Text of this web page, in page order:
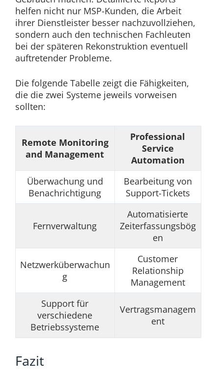
helfen nicht nur MSP-Kunden, die Arbeit
ihrer Dienstleister besser nachzuvollziehen,
sondern auch den technischen Fachleuten
bei der späteren Rekonstruktion eventuell
auftretender Probleme.
Die folgende Tabelle zeigt die Fähigkeiten,
die die zwei Systeme jeweils vorweisen
sollten:
Remote Monitoring
and Management
Professional
Service
Automation
Überwachung und
Benachrichtigung
Bearbeitung von
Support-Tickets
Fernverwaltung
Automatisierte
Zeiterfassungsbög
en
Netzwerküberwachun
g
Customer
Relationship
Management
Support für
verschiedene
Betriebssysteme
Vertragsmanagem
ent
Fazit